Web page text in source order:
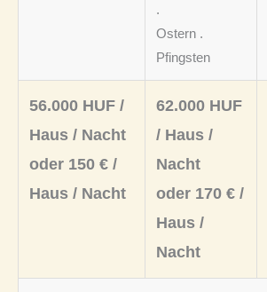
.
Ostern .
Pfingsten
56.000 HUF /
Haus / Nacht
oder 150 € /
Haus / Nacht
62.000 HUF
/ Haus /
Nacht
oder 170 € /
Haus /
Nacht